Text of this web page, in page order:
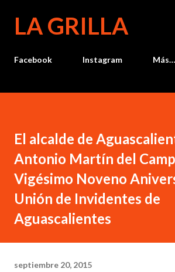
LA GRILLA
Facebook Instagram Más…
El alcalde de
Antonio Martín del
Vigésimo Noveno
Unión de Invidentes de
Aguascalientes
septiembre 20, 2015